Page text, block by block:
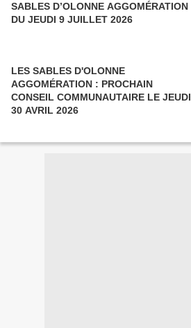
SABLES D’OLONNE AGGOMÉRATION
DU JEUDI 9 JUILLET 2026
LES SABLES D'OLONNE
AGGOMÉRATION : PROCHAIN
CONSEIL COMMUNAUTAIRE LE JEUDI
30 AVRIL 2026